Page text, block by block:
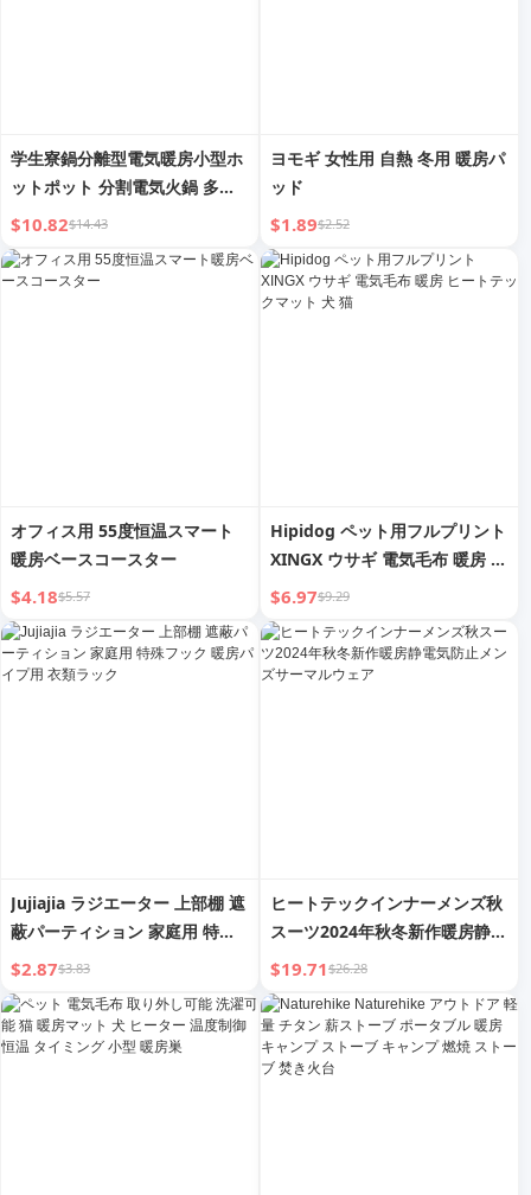
学生寮鍋分離型電気暖房小型ホ
ットポット 分割電気火鍋 多機
能ミニシングルインスタントヌ
ードルポット
$10.82$14.43
ヨモギ 女性用 自熱 冬用 暖房パ
ッド
$1.89$2.52
オフィス用 55度恒温スマート
暖房ベースコースター
$4.18$5.57
Hipidog ペット用フルプリント
XINGX ウサギ 電気毛布 暖房 ヒ
ートテックマット 犬 猫
$6.97$9.29
Jujiajia ラジエーター 上部棚 遮
蔽パーティション 家庭用 特殊
フック 暖房パイプ用 衣類ラッ
ク
$2.87$3.83
ヒートテックインナーメンズ秋
スーツ2024年秋冬新作暖房静電
気防止メンズサーマルウェア
$19.71$26.28